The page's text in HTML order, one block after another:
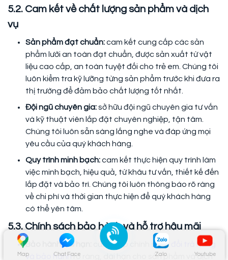
Map Chat Face Zalo Youtube
5.2. Cam kết về chất lượng sản phẩm và dịch
vụ
Sản phẩm đạt chuẩn:cam kết cung cấp các sản
phẩm lưới an toàn đạt chuẩn, được sản xuất từ vật
liệu cao cấp, an toàn tuyệt đối cho trẻ em. Chúng tôi
luôn kiểm tra kỹ lưỡng từng sản phẩm trước khi đưa ra
thị trường để đảm bảo chất lượng tốt nhất.
Đội ngũ chuyên gia:sở hữu đội ngũ chuyên gia tư vấn
và kỹ thuật viên lắp đặt chuyên nghiệp, tận tâm.
Chúng tôi luôn sẵn sàng lắng nghe và đáp ứng mọi
yêu cầu của quý khách hàng.
Quy trình minh bạch:cam kết thực hiện quy trình làm
việc minh bạch, hiệu quả, từ khâu tư vấn, thiết kế đến
lắp đặt và bảo trì. Chúng tôi luôn thông báo rõ ràng
về chi phí và thời gian thực hiện để quý khách hàng
có thể yên tâm.
5.3. Chính sách bảo hành và hỗ trợ hậu mãi
Bảo hành dài hạn: cung cấp chính sách
đổi trả hàng
và bảo hànhrõ ràng, dài hạn cho sản phẩm và dịch